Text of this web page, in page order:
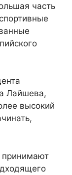
часть
Лайшева,
высокий
принимают